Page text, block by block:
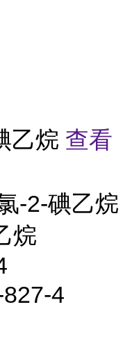
乙烷 查看
-2-碘乙烷
烷
4